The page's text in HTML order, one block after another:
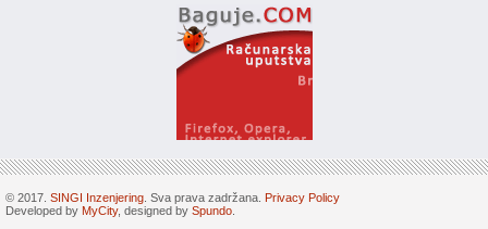
© 2017. SINGI Inzenjering . Sva prava zadržana. Privacy Policy
Developed by MyCity, designed by Spundo